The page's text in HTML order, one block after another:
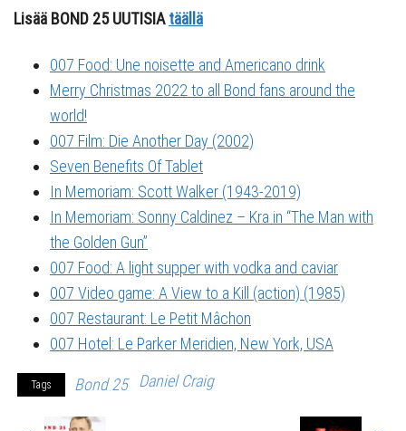
Lisää BOND 25 UUTISIAtäällä
007 Food: Une noisette and Americano drink
Merry Christmas 2022 to all Bond fans around the
world!
007 Film: Die Another Day (2002)
Seven Benefits Of Tablet
In Memoriam: Scott Walker (1943-2019)
In Memoriam: Sonny Caldinez – Kra in “The Man with
the Golden Gun”
007 Food: A light supper with vodka and caviar
007 Video game: A View to a Kill (action) (1985)
007 Restaurant: Le Petit Mâchon
007 Hotel: Le Parker Meridien, New York, USA
Tags Bond 25 Daniel Craig